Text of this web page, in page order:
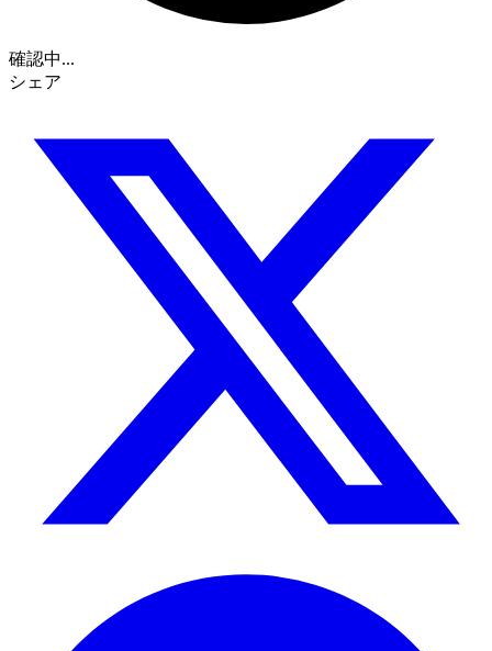
確認中...
シェア